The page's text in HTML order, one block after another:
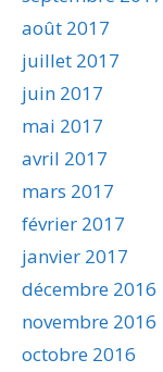
août 2017
juillet 2017
juin 2017
mai 2017
avril 2017
mars 2017
février 2017
janvier 2017
décembre 2016
novembre 2016
octobre 2016